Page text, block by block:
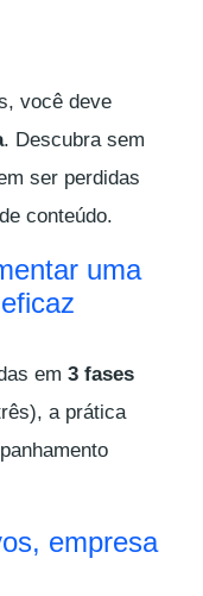
você deve
. Descubra sem
ser perdidas
conteúdo.
uma
em 3 fases
a prática
empresa